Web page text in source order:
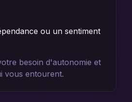
ou un sentiment
besoin d'autonomie et
vous entourent.